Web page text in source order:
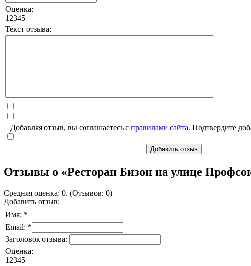
Оценка:
1 2345
Текст отзыва:
Добавляя отзыв, вы соглашаетесь с правилами сайта. Подтвердите
Добавить отзыв
Отзывы о «Ресторан Бизон на улице
Средняя оценка: 0. (Отзывов: 0)
Добавить отзыв:
Имя: *
Email: *
Заголовок отзыва:
Оценка:
1 2345